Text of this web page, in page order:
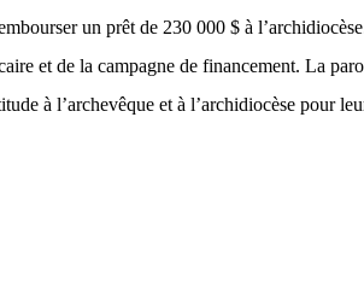
un prêt de 230 000 $ à
et de la campagne de financement. La
à l’archevêque et à l’archidiocèse pour